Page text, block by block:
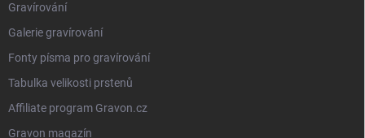
Gravírování
Galerie gravírování
Fonty písma pro gravírování
Tabulka velikosti prstenů
Affiliate program Gravon.cz
Gravon magazín